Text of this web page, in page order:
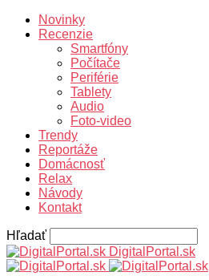
Novinky
Recenzie
Smartfóny
Počítače
Periférie
Tablety
Audio
Foto-video
Trendy
Reportáže
Domácnosť
Relax
Návody
Kontakt
Hľadať
DigitalPortal.sk